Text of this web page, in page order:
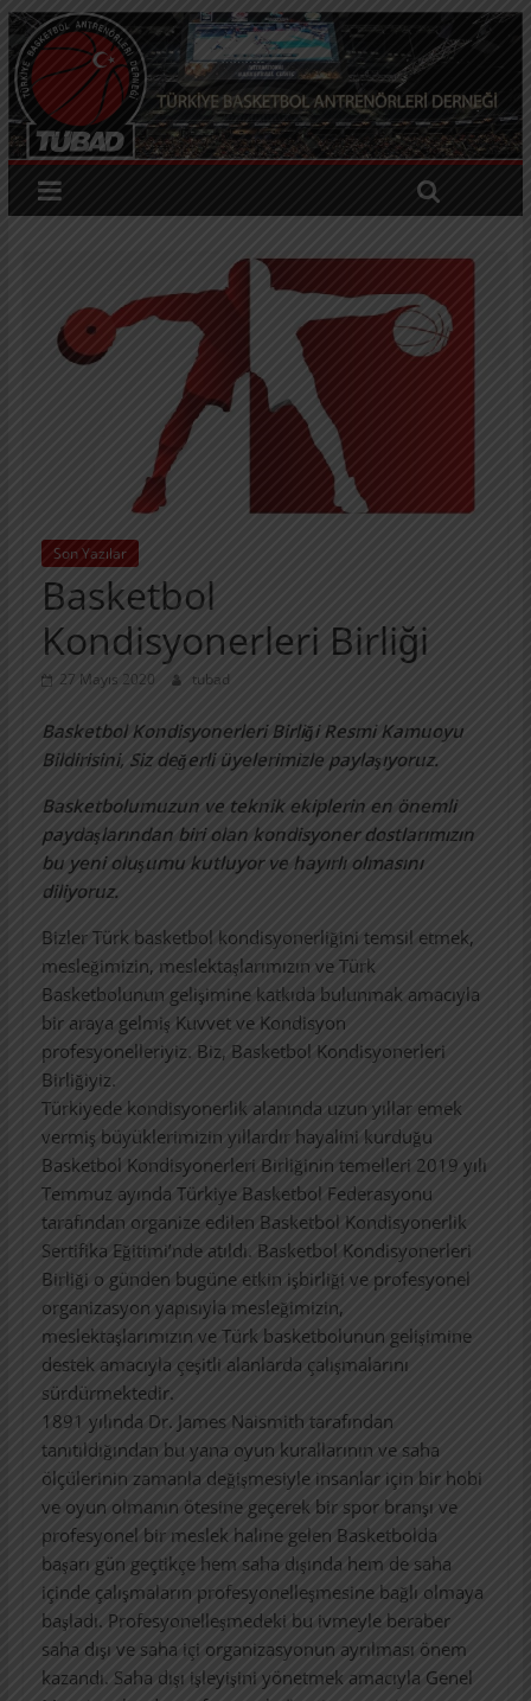
Son Yazılar
Basketbol
Kondisyonerleri Birliği
27 Mayıs 2020 tubad
Basketbol Kondisyonerleri Birliği Resmi Kamuoyu
Bildirisini, Siz değerli üyelerimizle paylaşıyoruz.
Basketbolumuzun ve teknik ekiplerin en önemli
paydaşlarından biri olan kondisyoner dostlarımızın
bu yeni oluşumu kutluyor ve hayırlı olmasını
diliyoruz.
Bizler Türk basketbol kondisyonerliğini temsil etmek,
mesleğimizin, meslektaşlarımızın ve Türk
Basketbolunun gelişimine katkıda bulunmak amacıyla
bir araya gelmiş Kuvvet ve Kondisyon
profesyonelleriyiz. Biz, Basketbol Kondisyonerleri
Birliğiyiz.
Türkiyede kondisyonerlik alanında uzun yıllar emek
vermiş büyüklerimizin yıllardır hayalini kurduğu
Basketbol Kondisyonerleri Birliğinin temelleri 2019 yılı
Temmuz ayında Türkiye Basketbol Federasyonu
tarafından organize edilen Basketbol Kondisyonerlik
Sertifika Eğitimi’nde atıldı. Basketbol Kondisyonerleri
Birliği o günden bugüne etkin işbirliği ve profesyonel
organizasyon yapısıyla mesleğimizin,
meslektaşlarımızın ve Türk basketbolunun gelişimine
destek amacıyla çeşitli alanlarda çalışmalarını
sürdürmektedir.
1891 yılında Dr. James Naismith tarafından
tanıtıldığından bu yana oyun kurallarının ve saha
ölçülerinin zamanla değişmesiyle insanlar için bir hobi
ve oyun olmanın ötesine geçerek bir spor branşı ve
profesyonel bir meslek haline gelen Basketbolda
başarı gün geçtikçe hem saha dışında hem de saha
içinde çalışmaların profesyonelleşmesine bağlı olmaya
başladı. Profesyonelleşmedeki bu ivmeyle beraber
saha dışı ve saha içi organizasyonun ayrılması önem
kazandı. Saha dışı işleyişini yönetmek amacıyla Genel